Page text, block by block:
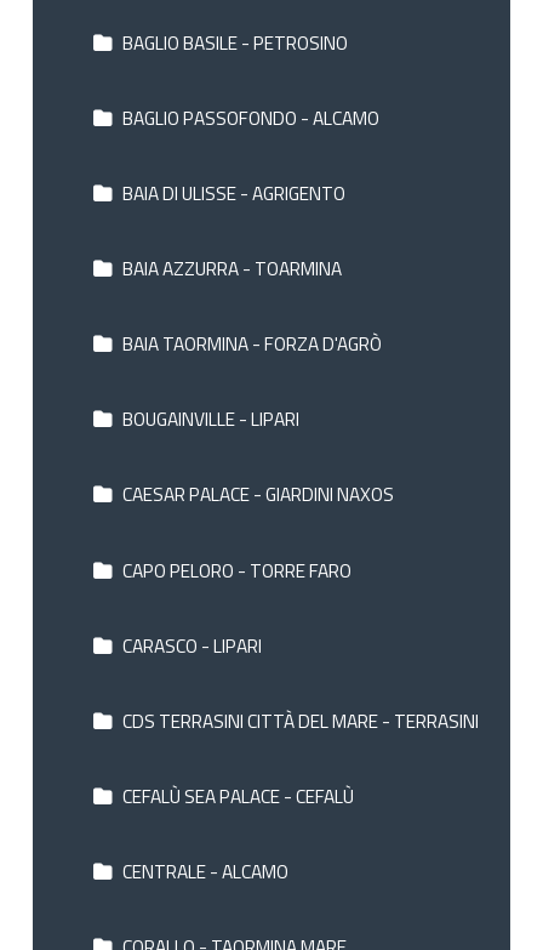
BAGLIO BASILE - PETROSINO
BAGLIO PASSOFONDO - ALCAMO
BAIA DI ULISSE - AGRIGENTO
BAIA AZZURRA - TOARMINA
BAIA TAORMINA - FORZA D'AGRÒ
BOUGAINVILLE - LIPARI
CAESAR PALACE - GIARDINI NAXOS
CAPO PELORO - TORRE FARO
CARASCO - LIPARI
CDS TERRASINI CITTÀ DEL MARE - TERRASINI
CEFALÙ SEA PALACE - CEFALÙ
CENTRALE - ALCAMO